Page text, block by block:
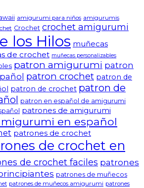
amigurumi para niños amigurumis
Crochet crochet amigurumi
los Hilos muñecas
de crochet muñecas personalizables
patron amigurumi patron
patron crochet patron de
patron de crochet patron de
patron en español de amigurumi
patrones de amigurumi
en español
patrones de crochet
de crochet en
de crochet faciles patrones
patrones de muñecos
patrones de muñecos amigurumi patrones